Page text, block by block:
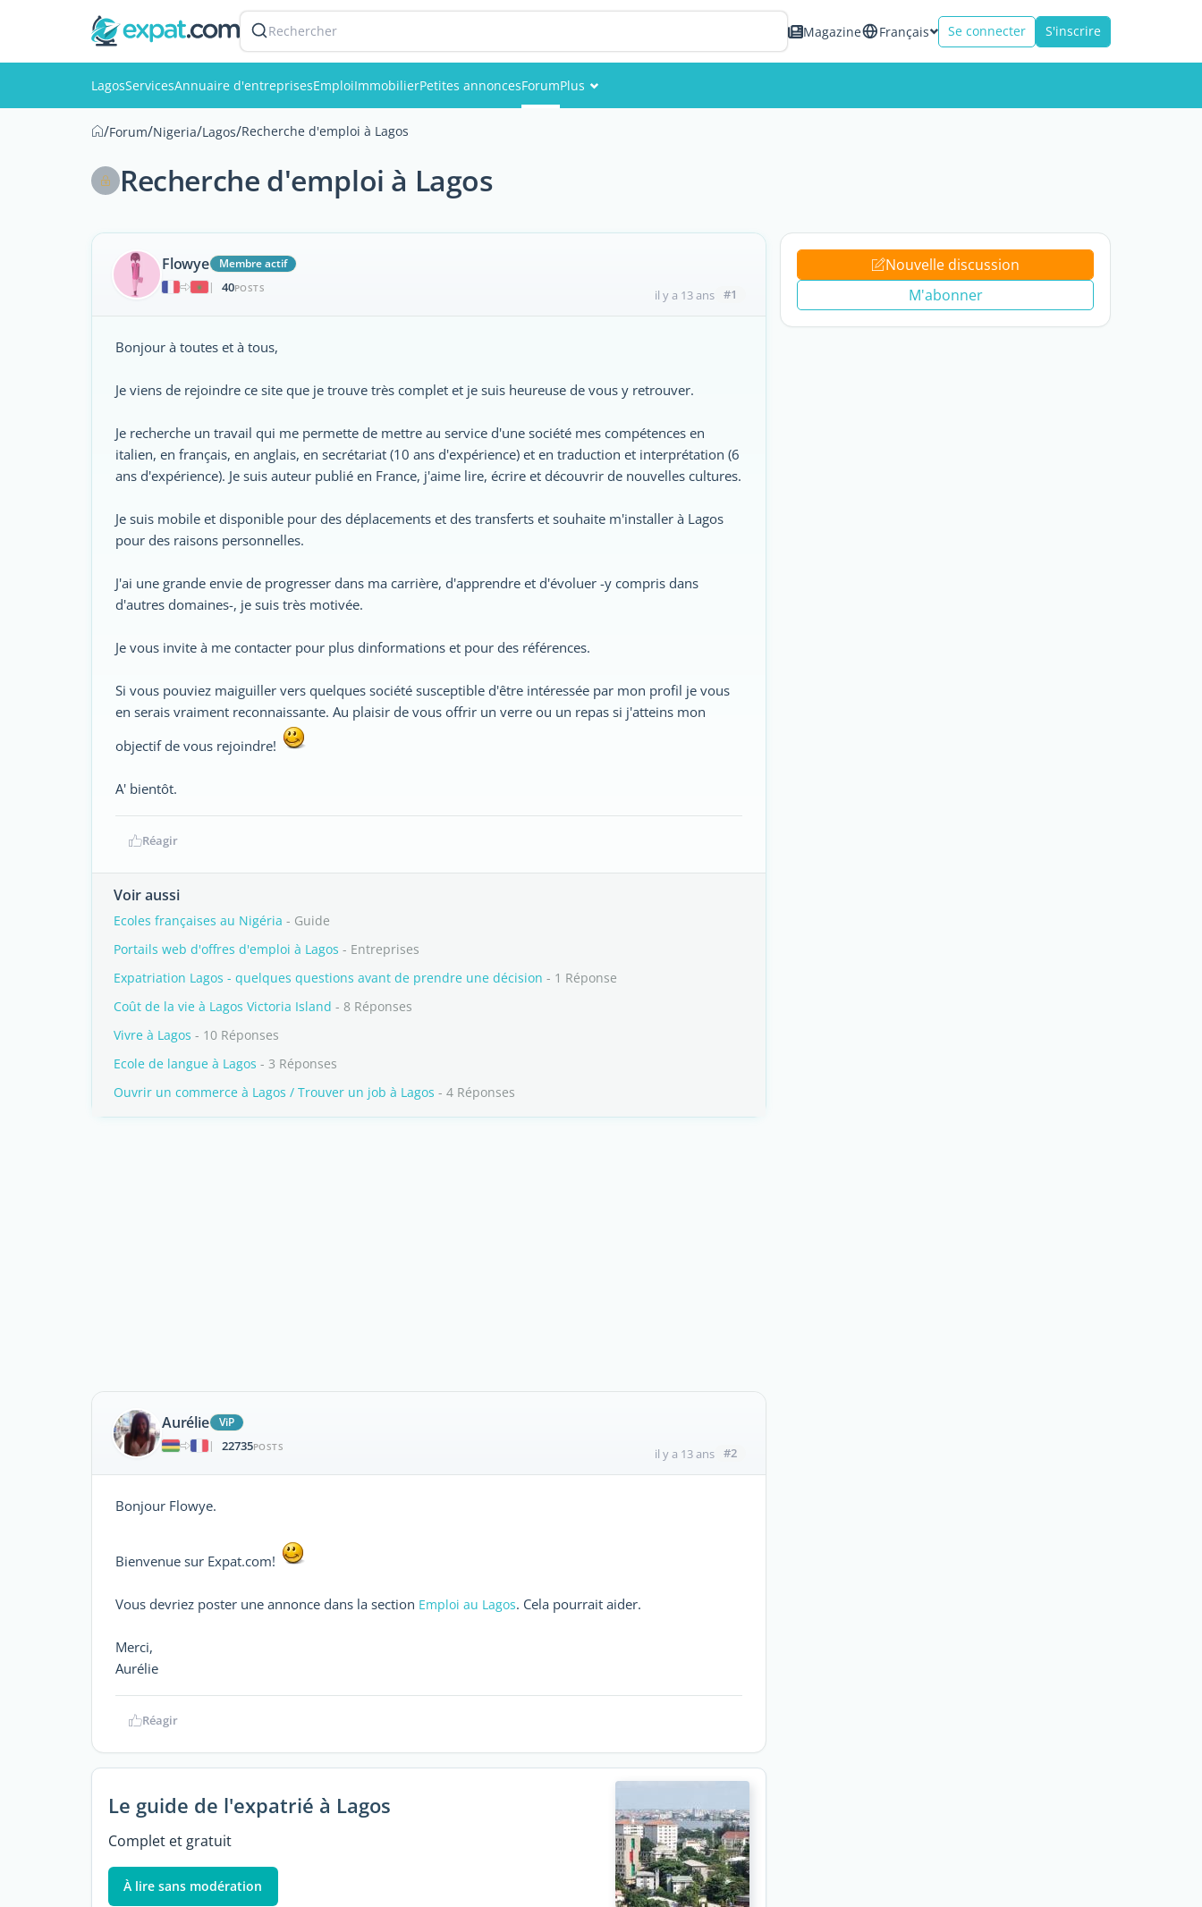
Rechercher Magazine Français Se connecter S'inscrire
LagosServicesAnnuaire d'entreprisesEmploiImmobilierPetites annoncesForumPlus
/Forum/Nigeria/Lagos/Recherche d'emploi à Lagos
Recherche d'emploi à Lagos
Flowye
Membre actif
|
40POSTS il y a 13 ans #1
Bonjour à toutes et à tous,
Je viens de rejoindre ce site que je trouve très complet et je suis heureuse de vous y retrouver.
Je recherche un travail qui me permette de mettre au service d'une société mes compétences en
italien, en français, en anglais, en secrétariat (10 ans d'expérience) et en traduction et interprétation (6
ans d'expérience). Je suis auteur publié en France, j'aime lire, écrire et découvrir de nouvelles cultures.
Je suis mobile et disponible pour des déplacements et des transferts et souhaite m'installer à Lagos
pour des raisons personnelles.
J'ai une grande envie de progresser dans ma carrière, d'apprendre et d'évoluer -y compris dans
d'autres domaines-, je suis très motivée.
Je vous invite à me contacter pour plus dinformations et pour des références.
Si vous pouviez maiguiller vers quelques société susceptible d'être intéressée par mon profil je vous
en serais vraiment reconnaissante. Au plaisir de vous offrir un verre ou un repas si j'atteins mon
objectif de vous rejoindre!
A' bientôt.
Réagir
Voir aussi
Ecoles françaises au Nigéria - Guide
Portails web d'offres d'emploi à Lagos - Entreprises
Expatriation Lagos - quelques questions avant de prendre une décision - 1 Réponse
Coût de la vie à Lagos Victoria Island - 8 Réponses
Vivre à Lagos - 10 Réponses
Ecole de langue à Lagos - 3 Réponses
Ouvrir un commerce à Lagos / Trouver un job à Lagos - 4 Réponses
Aurélie
ViP
|
22735POSTS il y a 13 ans #2
Bonjour Flowye.
Bienvenue sur Expat.com!
Vous devriez poster une annonce dans la section Emploi au Lagos. Cela pourrait aider.
Merci,
Aurélie
Réagir
Le guide de l'expatrié à Lagos
Complet et gratuit
À lire sans modération
Nouvelle discussion
M'abonner